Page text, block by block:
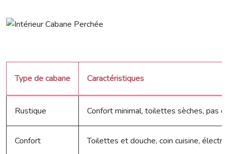
Type de cabane Caractéristiques
Rustique Confort minimal, toilettes sèches, pas
Confort Toilettes et douche, coin cuisine,